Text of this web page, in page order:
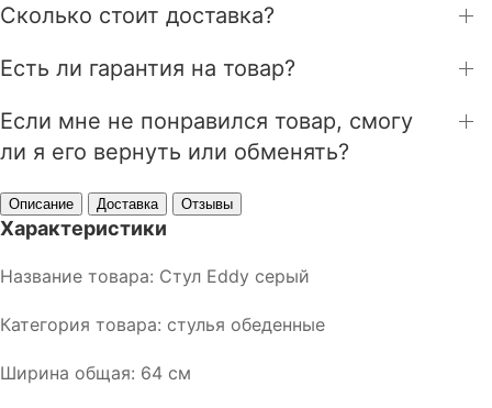
Сколько стоит доставка?
Есть ли гарантия на товар?
Если мне не понравился товар, смогу
ли я его вернуть или обменять?
Описание Доставка Отзывы
Характеристики
Название товара: Стул Eddy серый
Категория товара: стулья обеденные
Ширина общая: 64 см